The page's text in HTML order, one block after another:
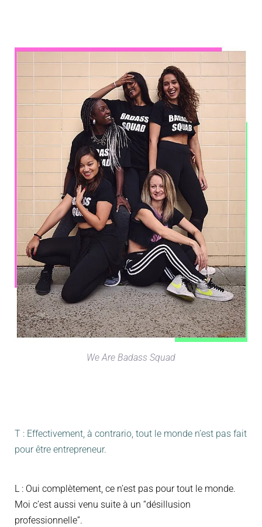
We Are Badass Squad
T : Effectivement, à contrario, tout le monde n’est pas fait
pour être entrepreneur.
L : Oui complètement, ce n’est pas pour tout le monde.
Moi c’est aussi venu suite à un “désillusion
professionnelle”.